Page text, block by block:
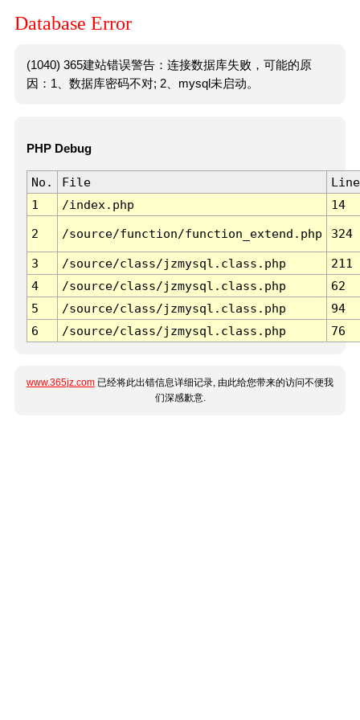
Database Error
(1040) 365建站错误警告：连接数据库失败，可能的原
因：1、数据库密码不对; 2、mysql未启动。
PHP Debug
No. File
Line
1
/index.php 14
2 /source/function/function_extend.php 324
3 /source/class/jzmysql.class.php
211
4
/source/class/jzmysql.class.php
62
5
/source/class/jzmysql.class.php
94
6
/source/class/jzmysql.class.php 76
www.365jz.com 已经将此出错信息详细记录, 由此给您带来的访问不便我
们深感歉意.